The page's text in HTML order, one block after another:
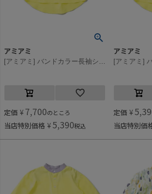
アミアミ
定価 ¥ 7,700のところ
当店特別価格 ¥ 5,390税込
アミアミ
定価 ¥
当店特別価